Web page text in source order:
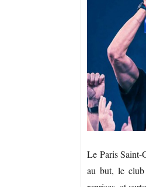
Le Paris Saint-
au but, le